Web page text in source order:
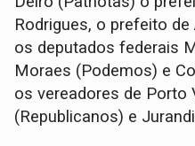
Rodrigues, o prefeito
os deputados federais
Moraes (Podemos) e
os vereadores de Porto
(Republicanos) e